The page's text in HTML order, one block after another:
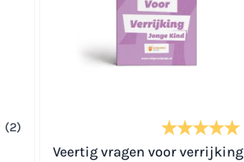
(2)
Veertig vragen voor verrijking